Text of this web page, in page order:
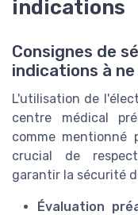
indications
Consignes de
indications à
L'utilisation de
centre médical
comme mentionné
crucial de
garantir la sécurité
Évaluation